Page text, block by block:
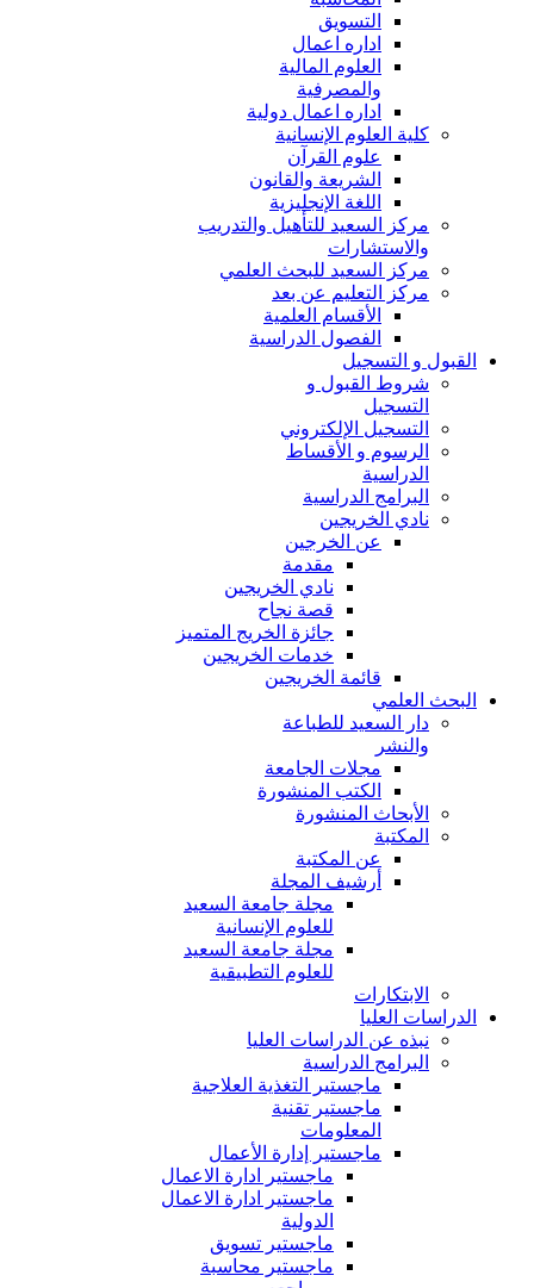
التسويق
اداره اعمال
العلوم المالية
والمصرفية
اداره اعمال دولية
كلية العلوم الإنسانية
علوم القرآن
الشريعة والقانون
اللغة الإنجليزية
مركز السعيد للتأهيل والتدريب
والاستشارات
مركز السعيد للبحث العلمي
مركز التعليم عن بعد
الأقسام العلمية
الفصول الدراسية
القبول و التسجيل
شروط القبول و
التسجيل
التسجيل الإلكتروني
الرسوم و الأقساط
الدراسية
البرامج الدراسية
نادي الخريجين
عن الخرجين
مقدمة
نادي الخريجين
قصة نجاح
جائزة الخريج المتميز
خدمات الخريجين
قائمة الخريجين
البحث العلمي
دار السعيد للطباعة
والنشر
مجلات الجامعة
الكتب المنشورة
الأبحاث المنشورة
المكتبة
عن المكتبة
أرشيف المجلة
مجلة جامعة السعيد
للعلوم الإنسانية
مجلة جامعة السعيد
للعلوم التطبيقية
الابتكارات
الدراسات العليا
نبذه عن الدراسات العليا
البرامج الدراسية
ماجستير التغذية العلاجية
ماجستير تقنية
المعلومات
ماجستير إدارة الأعمال
ماجستير ادارة الاعمال
ماجستير ادارة الاعمال
الدولية
ماجستير تسويق
ماجستير محاسبة